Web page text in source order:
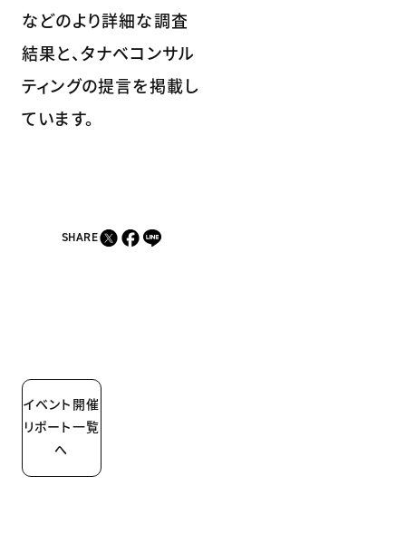
などのより詳細な調査
結果と、タナベコンサル
ティングの提言を掲載し
ています。
SHARE
イベント開催
リポート一覧
へ